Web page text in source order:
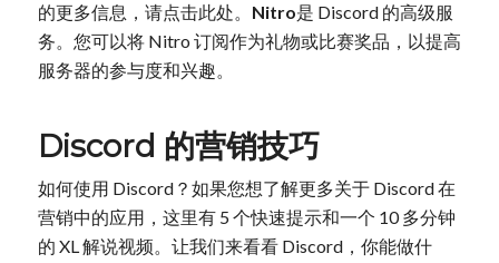
的更多信息，请点击此处。 Nitro是 Discord 的高级服
务。您可以将 Nitro 订阅作为礼物或比赛奖品，以提高
服务器的参与度和兴趣。
Discord 的营销技巧
如何使用 Discord？如果您想了解更多关于 Discord 在
营销中的应用，这里有 5 个快速提示和一个 10 多分钟
的 XL 解说视频。让我们来看看 Discord，你能做什